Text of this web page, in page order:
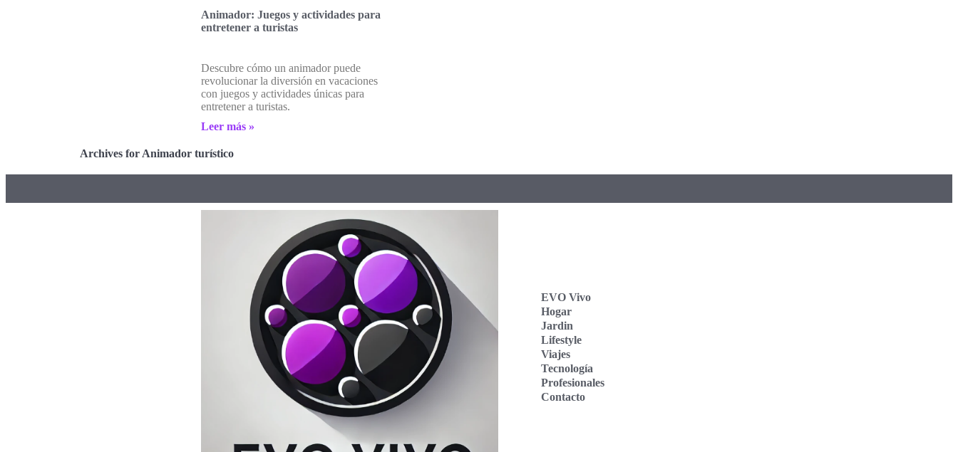
Animador: Juegos y actividades para
entretener a turistas
Descubre cómo un animador puede
revolucionar la diversión en vacaciones
con juegos y actividades únicas para
entretener a turistas.
Leer más »
Archives for Animador turístico
EVO Vivo
Hogar
Jardin
Lifestyle
Viajes
Tecnología
Profesionales
Contacto